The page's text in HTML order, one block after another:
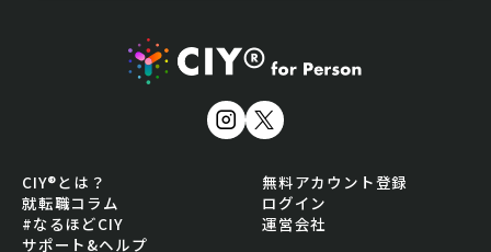
CIY®とは？
就転職コラム
#なるほどCIY
サポート&ヘルプ
無料アカウント登録
ログイン
運営会社